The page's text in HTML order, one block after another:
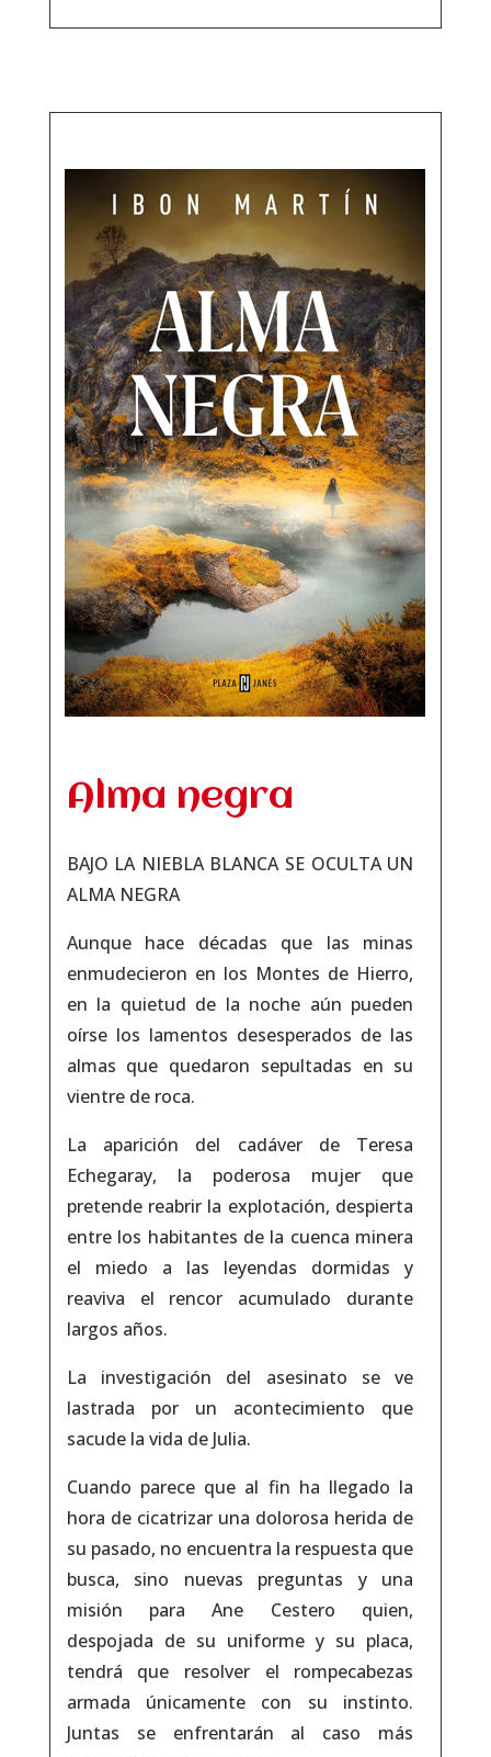
Alma negra
BAJO LA NIEBLA BLANCA SE OCULTA UN
ALMA NEGRA
Aunque hace décadas que las minas
enmudecieron en los Montes de Hierro,
en la quietud de la noche aún pueden
oírse los lamentos desesperados de las
almas que quedaron sepultadas en su
vientre de roca.
La aparición del cadáver de Teresa
Echegaray, la poderosa mujer que
pretende reabrir la explotación, despierta
entre los habitantes de la cuenca minera
el miedo a las leyendas dormidas y
reaviva el rencor acumulado durante
largos años.
La investigación del asesinato se ve
lastrada por un acontecimiento que
sacude la vida de Julia.
Cuando parece que al fin ha llegado la
hora de cicatrizar una dolorosa herida de
su pasado, no encuentra la respuesta que
busca, sino nuevas preguntas y una
misión para Ane Cestero quien,
despojada de su uniforme y su placa,
tendrá que resolver el rompecabezas
armada únicamente con su instinto.
Juntas se enfrentarán al caso más